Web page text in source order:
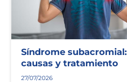
Síndrome subacromial:
causas y tratamiento
27/07/2026